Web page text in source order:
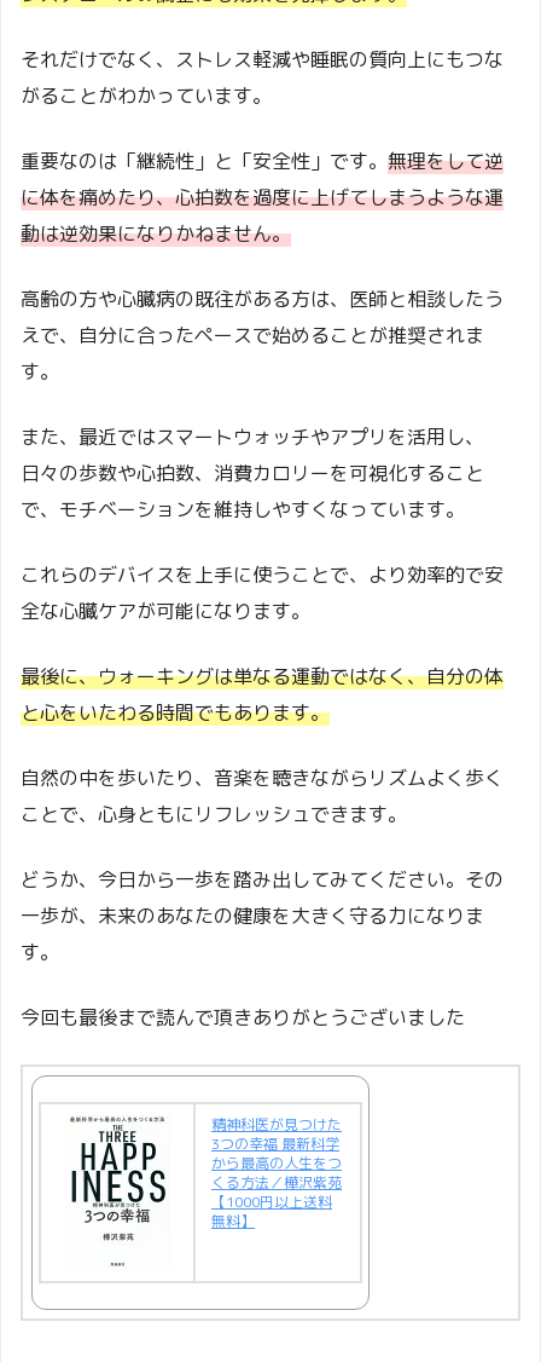
それだけでなく、ストレス軽減や睡眠の質向上にもつな
がることがわかっています。
重要なのは「継続性」と「安全性」です。 無理をして逆
に体を痛めたり、心拍数を過度に上げてしまうような運
動は逆効果になりかねません。
高齢の方や心臓病の既往がある方は、医師と相談したう
えで、自分に合ったペースで始めることが推奨されま
す。
また、最近ではスマートウォッチやアプリを活用し、
日々の歩数や心拍数、消費カロリーを可視化すること
で、モチベーションを維持しやすくなっています。
これらのデバイスを上手に使うことで、より効率的で安
全な心臓ケアが可能になります。
最後に、ウォーキングは単なる運動ではなく、自分の体
と心をいたわる時間でもあります。
自然の中を歩いたり、音楽を聴きながらリズムよく歩く
ことで、心身ともにリフレッシュできます。
どうか、今日から一歩を踏み出してみてください。その
一歩が、未来のあなたの健康を大きく守る力になりま
す。
今回も最後まで読んで頂きありがとうございました
精神科医が見つけた
3つの幸福 最新科学
から最高の人生をつ
くる方法／樺沢紫苑
【1000円以上送料
無料】